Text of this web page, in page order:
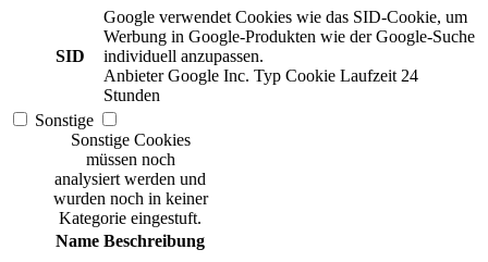
SID
Google verwendet Cookies wie das SID-Cookie, um
Werbung in Google-Produkten wie der Google-Suche
individuell anzupassen.
Anbieter Google Inc. Typ Cookie Laufzeit 24
Stunden
Sonstige
Sonstige Cookies
müssen noch
analysiert werden und
wurden noch in keiner
Kategorie eingestuft.
Name Beschreibung